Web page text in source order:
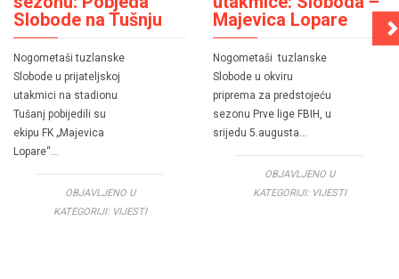
Slobode na Tušnju
Nogometaši tuzlanske
Slobode u prijateljskoj
utakmici na stadionu
Tušanj pobijedili su
ekipu FK „Majevica
Lopare“…
OBJAVLJENO U
KATEGORIJI: VIJESTI
Majevica Lopare
Nogometaši tuzlanske
Slobode u okviru
priprema za predstojeću
sezonu Prve lige FBIH, u
srijedu 5.augusta…
OBJAVLJENO U
KATEGORIJI: VIJESTI